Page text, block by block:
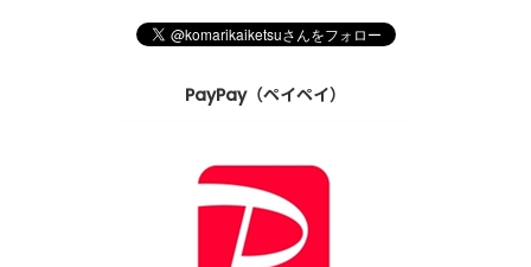
PayPay（ペイペイ）